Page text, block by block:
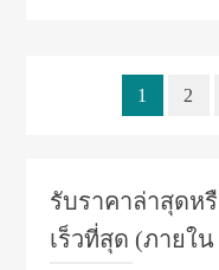
1 2
รับราคาล่าสุดห
เร็วที่สุด (ภายใ